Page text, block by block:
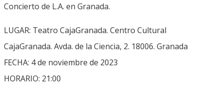
Concierto de L.A. en Granada.
LUGAR: Teatro CajaGranada. Centro Cultural
CajaGranada. Avda. de la Ciencia, 2. 18006. Granada
FECHA: 4 de noviembre de 2023
HORARIO: 21:00